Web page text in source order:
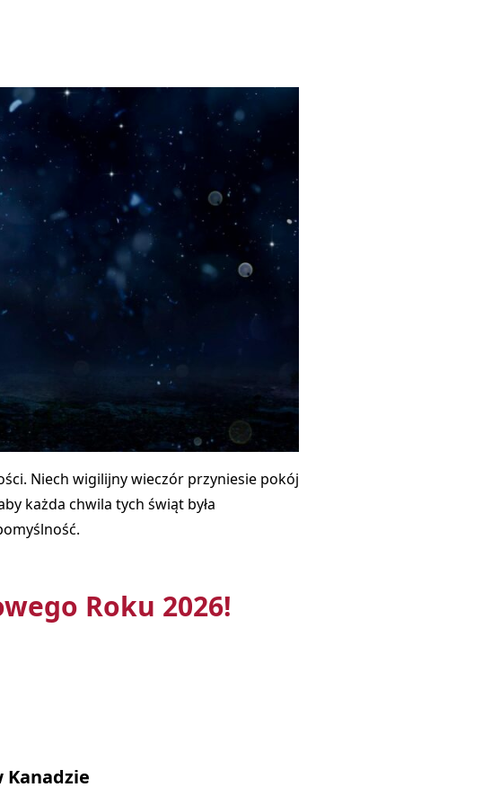
Niech wigilijny wieczór przyniesie pokój
każda chwila tych świąt była
Roku 2026!
Kanadzie